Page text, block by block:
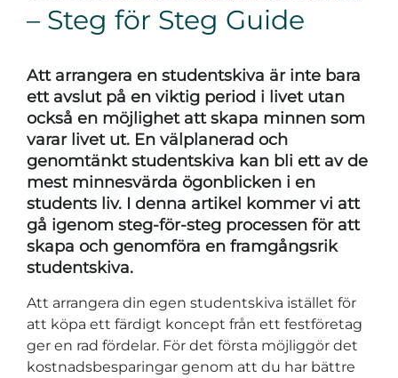
– Steg för Steg Guide
Att arrangera en studentskiva är inte bara
ett avslut på en viktig period i livet utan
också en möjlighet att skapa minnen som
varar livet ut. En välplanerad och
genomtänkt studentskiva kan bli ett av de
mest minnesvärda ögonblicken i en
students liv. I denna artikel kommer vi att
gå igenom steg-för-steg processen för att
skapa och genomföra en framgångsrik
studentskiva.
Att arrangera din egen studentskiva istället för
att köpa ett färdigt koncept från ett festföretag
ger en rad fördelar. För det första möjliggör det
kostnadsbesparingar genom att du har bättre